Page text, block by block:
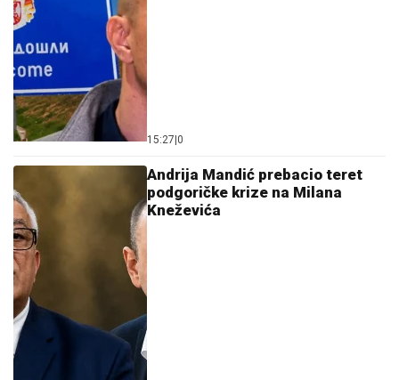
15:27|0
Andrija Mandić prebacio teret
podgoričke krize na Milana
Kneževića